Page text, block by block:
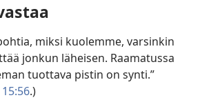
miksi kuolemme, varsinkin
jonkun läheisen. Raamatussa
tuottava pistin on synti.”
.)